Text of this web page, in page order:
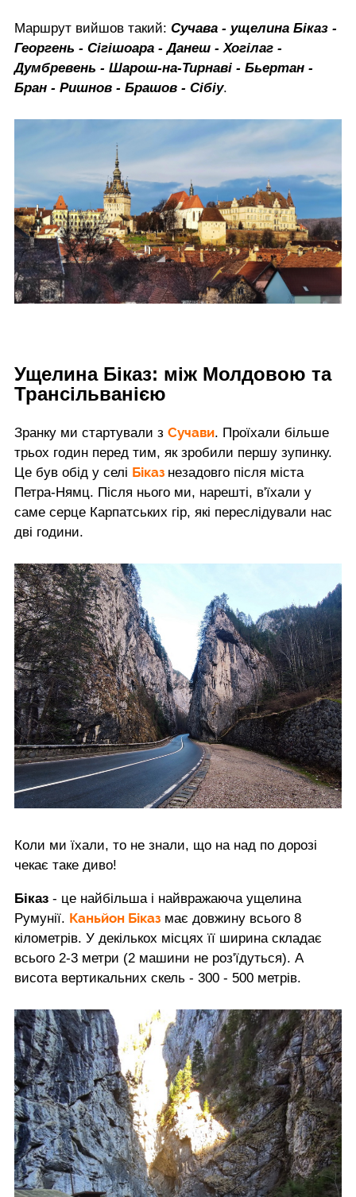
Маршрут вийшов такий: Сучава - ущелина Біказ -
Георгень - Сігішоара - Данеш - Хогілаг -
Думбревень - Шарош-на-Тирнаві - Бьертан -
Бран - Ришнов - Брашов - Сібіу.
Ущелина Біказ: між Молдовою та
Трансільванією
Зранку ми стартували з Сучави. Проїхали більше
трьох годин перед тим, як зробили першу зупинку.
Це був обід у селі Біказ незадовго після міста
Петра-Нямц. Після нього ми, нарешті, в'їхали у
саме серце Карпатських гір, які переслідували нас
дві години.
Коли ми їхали, то не знали, що на над по дорозі
чекає таке диво!
Біказ - це найбільша і найвражаюча ущелина
Румунії. Каньйон Біказ має довжину всього 8
кілометрів. У декількох місцях її ширина складає
всього 2-3 метри (2 машини не роз'їдуться). А
висота вертикальних скель - 300 - 500 метрів.